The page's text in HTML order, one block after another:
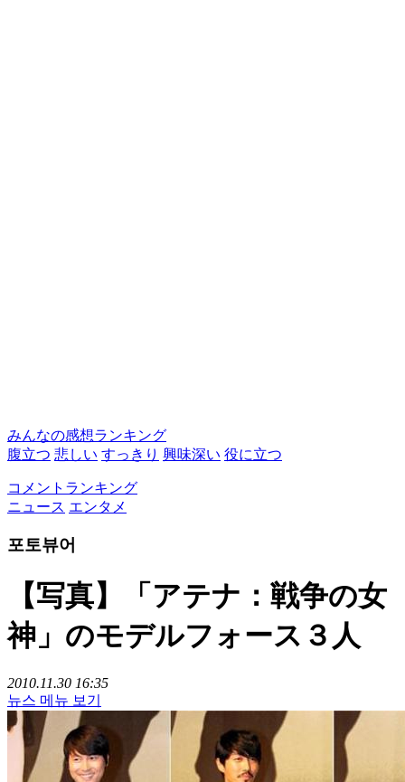
みんなの感想ランキング
腹立つ 悲しい すっきり 興味深い 役に立つ
コメントランキング
ニュース エンタメ
포토뷰어
【写真】「アテナ：戦争の女
神」のモデルフォース３人
2010.11.30 16:35
뉴스 메뉴 보기